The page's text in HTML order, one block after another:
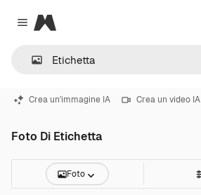
Close menu
Magnific
Crea un'immagine IA Crea un video IA
Foto Di Etichetta
Foto